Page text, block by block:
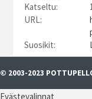
Katseltu:
URL:
Suosikit:
© 2003-2023
Evästevalinnat